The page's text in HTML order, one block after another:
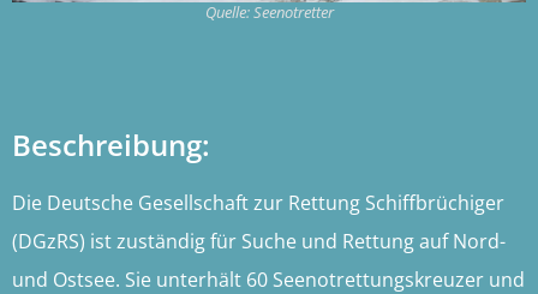
Quelle: Seenotretter
Beschreibung:
Die Deutsche Gesellschaft zur Rettung Schiffbrüchiger
(DGzRS) ist zuständig für Suche und Rettung auf Nord-
und Ostsee. Sie unterhält 60 Seenotrettungskreuzer und